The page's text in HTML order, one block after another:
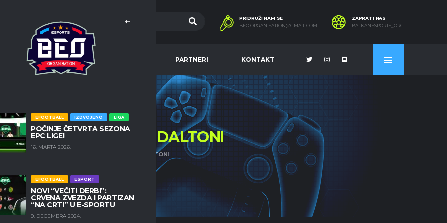
PRIDRUŽI NAM SE
BEO.ORGANISATION@GMAIL.COM
ZAPRATI NAS
BALKANESPORTS_ORG
EFOOTBALL PARTNERI KONTAKT
EFOOTBALL IZDVOJENO LIGA
POČINJE ČETVRTA SEZONA
EPC LIGE!
16. MARTA 2026.
EFOOTBALL ESPORT
NOVI “VEČITI DERBI”:
CRVENA ZVEZDA I PARTIZAN
“NA CRTI” U E-SPORTU
9. DECEMBRA 2024.
IGRAČ ESPORT VS DALTONI
12 IGRAČ ESPORT VS DALTONI